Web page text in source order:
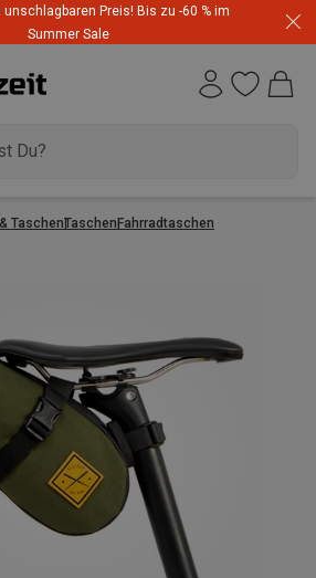
Preis! Bis zu -60 % im
Summer Sale
TaschenTaschenFahrradtaschen